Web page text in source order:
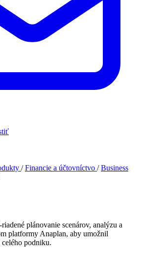
/ Financie a účtovníctvo / Business
plánovanie scenárov, analýzu a
platformy Anaplan, aby umožnil
podniku.